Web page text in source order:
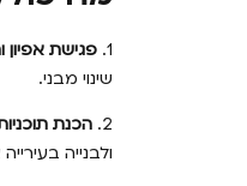
1. פגישת אפיון
שינוי מבני.
2. הכנת
ולבנייה